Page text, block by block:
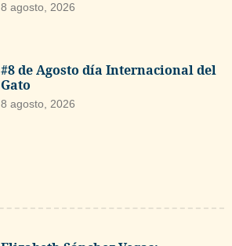
8 agosto, 2026
#8 de Agosto día Internacional del
Gato
8 agosto, 2026